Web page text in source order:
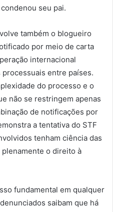
seu pai.
também o blogueiro
por meio de carta
internacional
entre países.
do processo e o
não se restringem apenas
de notificações por
a tentativa do STF
tenham ciência das
o direito à
fundamental em qualquer
saibam que há